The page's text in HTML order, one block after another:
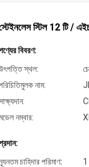
স্টিল 12 টি / এইচ
বিবরণ:
স্থল:
নাম:
নম্বার:
চাহিদার পরিমাণ:
1